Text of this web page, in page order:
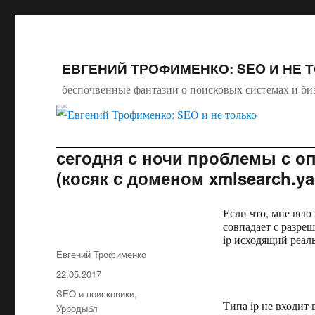
ЕВГЕНИЙ ТРОФИМЕНКО: SEO И НЕ
беспочвенные фантазии о поисковых системах и
сегодня с ночи проблемы с
(косяк с доменом
Если что, мне
совпадает с
ip исходящий
Типа ip не входит
Автор
Евгений Трофименко
Опубликовано
22.05.2017
Рубрики
SEO и поисковики,
Урродыбл